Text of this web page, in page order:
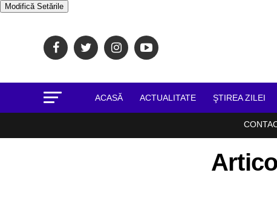
Modifică Setările
ACASĂ ACTUALITATE ŞTIREA ZILEI